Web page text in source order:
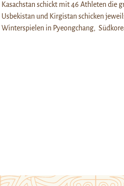
Kasachstan schickt mit 46 Athleten die
Usbekistan und Kirgistan schicken
Winterspielen in Pyeongchang,